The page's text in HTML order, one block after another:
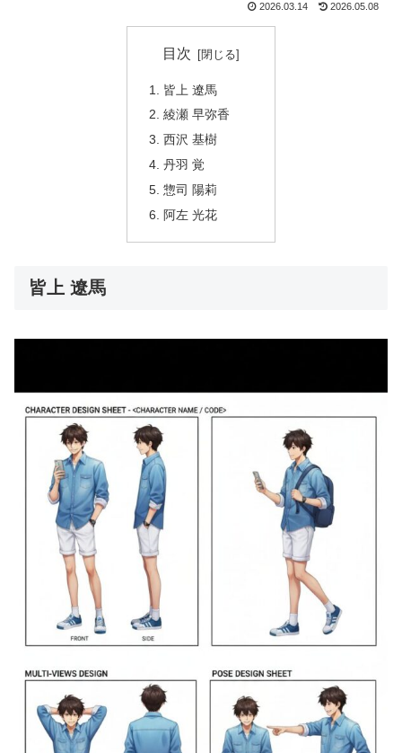
2026.03.14 2026.05.08
目次
皆上 遼馬
綾瀬 早弥香
西沢 基樹
丹羽 覚
惣司 陽莉
阿左 光花
皆上 遼馬